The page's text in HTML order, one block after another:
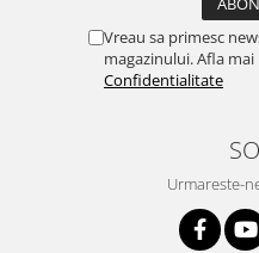
Vreau sa primesc
magazinului. Afla
Confidentialitate
Urmareste-